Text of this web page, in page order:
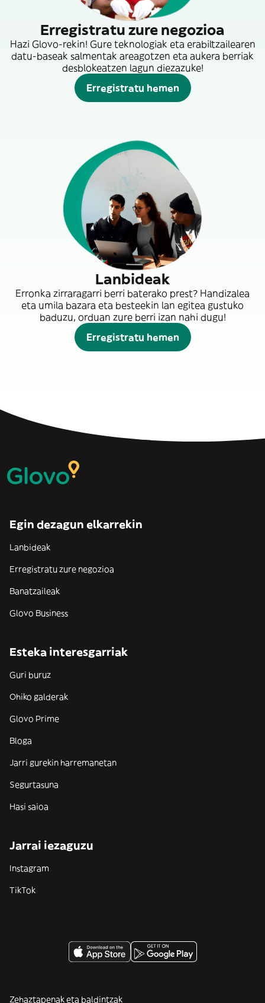
Erregistratu zure negozioa
Hazi Glovo-rekin! Gure teknologiak eta erabiltzailearen
datu-baseak salmentak areagotzen eta aukera berriak
desblokeatzen lagun diezazuke!
Erregistratu hemen
Lanbideak
Erronka zirraragarri berri baterako prest? Handizalea
eta umila bazara eta besteekin lan egitea gustuko
baduzu, orduan zure berri izan nahi dugu!
Erregistratu hemen
Egin dezagun elkarrekin
Lanbideak
Erregistratu zure negozioa
Banatzaileak
Glovo Business
Esteka interesgarriak
Guri buruz
Ohiko galderak
Glovo Prime
Bloga
Jarri gurekin harremanetan
Segurtasuna
Hasi saioa
Jarrai iezaguzu
Instagram
TikTok
Zehaztapenak eta baldintzak